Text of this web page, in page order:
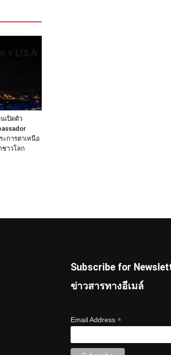
เปิดตัว
การตาเหนือ
าวโลก
Subscribe for
ข่าวสารทางอีเมล์
Email Address *